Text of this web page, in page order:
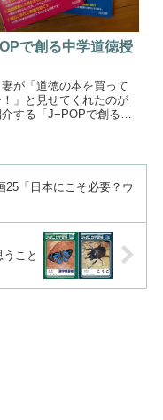
で創る中学道徳授
が「道徳の本を買って
！」と見せてくれたのが
する「J−POPで創る中
創る中学道徳授業 中
25「日本にこそ必要？ウ
こと